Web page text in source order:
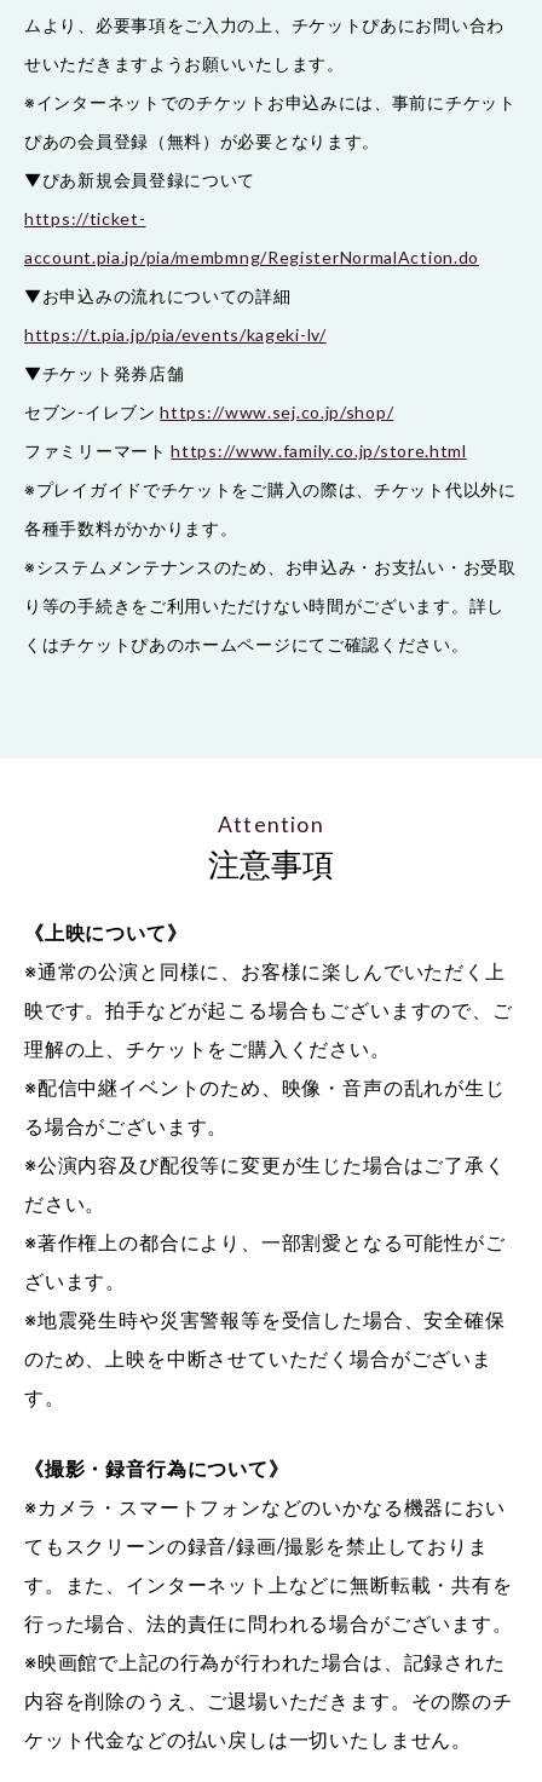
ムより、必要事項をご入力の上、チケットぴあにお問い合わ
せいただきますようお願いいたします。
※インターネットでのチケットお申込みには、事前にチケット
ぴあの会員登録（無料）が必要となります。
▼ぴあ新規会員登録について
https://ticket-
account.pia.jp/pia/membmng/RegisterNormalAction.do
▼お申込みの流れについての詳細
https://t.pia.jp/pia/events/kageki-lv/
▼チケット発券店舗
セブン-イレブンhttps://www.sej.co.jp/shop/
ファミリーマートhttps://www.family.co.jp/store.html
※プレイガイドでチケットをご購入の際は、チケット代以外に
各種手数料がかかります。
※システムメンテナンスのため、お申込み・お支払い・お受取
り等の手続きをご利用いただけない時間がございます。詳し
くはチケットぴあのホームページにてご確認ください。
Attention
注意事項
《上映について》
※通常の公演と同様に、お客様に楽しんでいただく上
映です。拍手などが起こる場合もございますので、ご
理解の上、チケットをご購入ください。
※配信中継イベントのため、映像・音声の乱れが生じ
る場合がございます。
※公演内容及び配役等に変更が生じた場合はご了承く
ださい。
※著作権上の都合により、一部割愛となる可能性がご
ざいます。
※地震発生時や災害警報等を受信した場合、安全確保
のため、上映を中断させていただく場合がございま
す。
《撮影・録音行為について》
※カメラ・スマートフォンなどのいかなる機器におい
てもスクリーンの録音/録画/撮影を禁止しておりま
す。また、インターネット上などに無断転載・共有を
行った場合、法的責任に問われる場合がございます。
※映画館で上記の行為が行われた場合は、記録された
内容を削除のうえ、ご退場いただきます。その際のチ
ケット代金などの払い戻しは一切いたしません。